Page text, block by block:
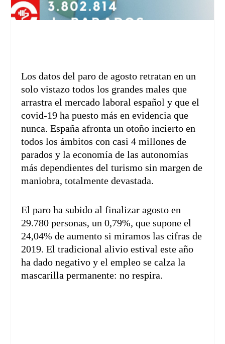
Los datos del paro de agosto retratan en un
solo vistazo todos los grandes males que
arrastra el mercado laboral español y que el
covid-19 ha puesto más en evidencia que
nunca. España afronta un otoño incierto en
todos los ámbitos con casi 4 millones de
parados y la economía de las autonomías
más dependientes del turismo sin margen de
maniobra, totalmente devastada.
El paro ha subido al finalizar agosto en
29.780 personas, un 0,79%, que supone el
24,04% de aumento si miramos las cifras de
2019. El tradicional alivio estival este año
ha dado negativo y el empleo se calza la
mascarilla permanente: no respira.